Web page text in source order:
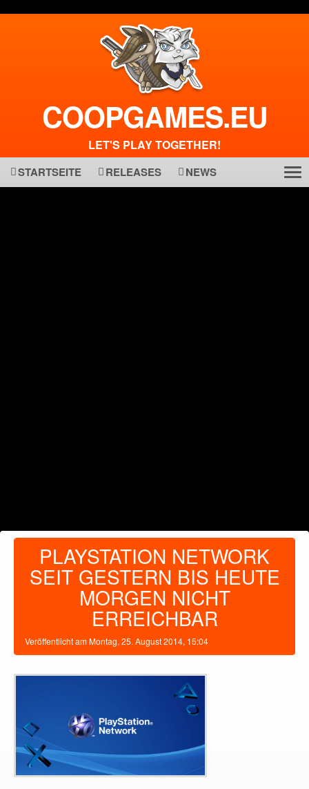
COOPGAMES.EU
LET'S PLAY TOGETHER!
STARTSEITE RELEASES NEWS
PLAYSTATION NETWORK
SEIT GESTERN BIS HEUTE
MORGEN NICHT
ERREICHBAR
Veröffentlicht amMontag, 25. August 2014, 15:04